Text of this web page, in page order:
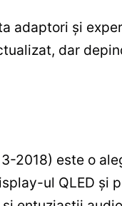
adaptori și
dar
2018) este o
ul QLED și